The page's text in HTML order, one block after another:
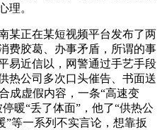
理。
正在某短视频平台发布了两
费胶葛、办事矛盾，所谓的事
易近信以，网警通过手艺手段
热公司多次口头催告、书面送
成虚假内容，一条“高速变
暖“丢了体面”，他了“供热公
”等一系列不实言论，想靠扳